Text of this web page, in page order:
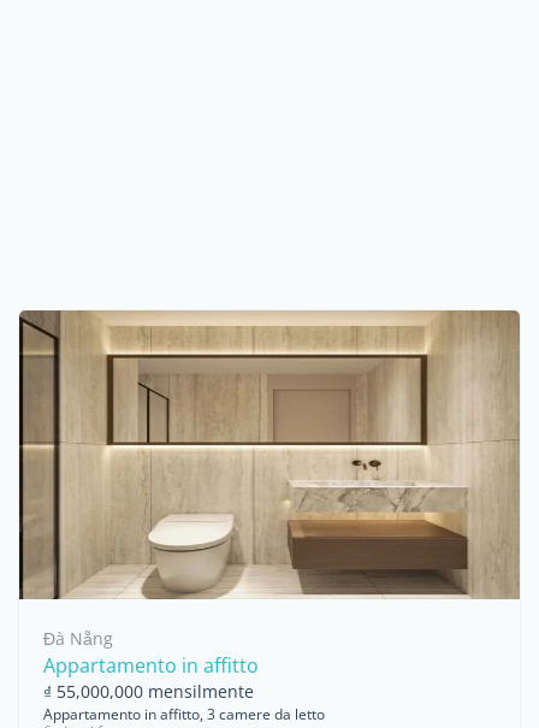
Đà Nẵng
Appartamento in affitto
₫ 55,000,000 mensilmente
Appartamento in affitto, 3 camere da letto